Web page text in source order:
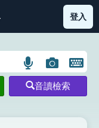
部首索引表圖示
登入
語
言
搜
圖
片
搜
開
鍵
圖
音讀檢索